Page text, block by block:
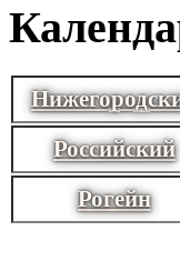
Российский
Рогейн